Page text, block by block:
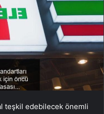
teşkil edebilecek önemli